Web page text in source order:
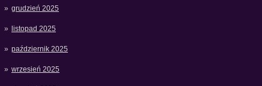
grudzień 2025
listopad 2025
październik 2025
wrzesień 2025